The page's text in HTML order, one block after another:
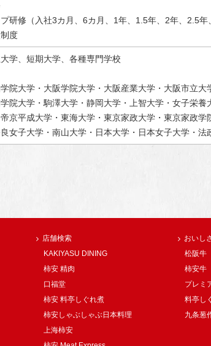
研修（入社3カ月、6カ月、1年、1.5年、2年、2.5年
度
学、短期大学、各種専門学校
院大学・大阪学院大学・大阪産業大学・大阪市立
院大学・駒澤大学・静岡大学・上智大学・女子栄
京平成大学・東海大学・東京家政大学・東京家政
女子大学・南山大学・日本大学・日本女子大学・
店舗検索
KAKIYASU DINING
柿安 精肉
口福堂
柿安 料亭しぐれ煮
柿安しゃぶしゃぶ日本料理
上海柿安
おいし
松阪牛
柿安牛
プレミ
料亭し
九条葱